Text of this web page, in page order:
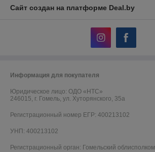
Сайт создан на платформе Deal.by
Информация для покупателя
Юридическое лицо: ОДО «НТС»
246015, г. Гомель, ул. Хуторянского, 35а
Регистрационный номер ЕГР: 400213102
УНП: 400213102
Регистрационный орган: Гомельский облисполком